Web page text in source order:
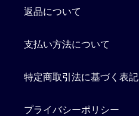
返品について
支払い方法について
特定商取引法に基づく表記
プライバシーポリシー